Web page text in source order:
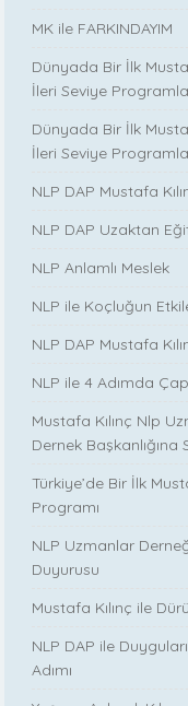
MK ile FARKINDAYIM
Dünyada Bir İlk
İleri Seviye
Dünyada Bir İlk
İleri Seviye
NLP DAP Mustafa
NLP DAP Uzaktan
NLP Anlamlı Meslek
NLP ile Koçluğun
NLP DAP Mustafa
NLP ile 4 Adımda
Mustafa Kılınç Nlp
Dernek Başkanlığına
Türkiye’de Bir İlk
Programı
NLP Uzmanlar
Duyurusu
Mustafa Kılınç ile
NLP DAP ile
Adımı